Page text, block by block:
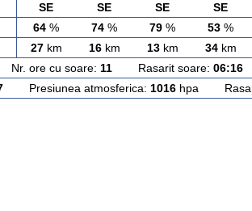
SE SE SE SE
64 % 74 % 79 % 53 %
27km 16km 13km 34km
Nr. ore cu soare: 11 Rasarit soare: 06:16
Presiunea atmosferica: 1016hpa